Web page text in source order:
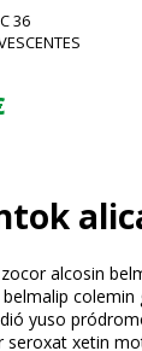
36
alcosin
yuso
xetin